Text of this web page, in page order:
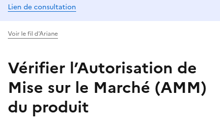
Lien de consultation
Voir le fil d'Ariane
Vérifier l’Autorisation de
Mise sur le Marché (AMM)
du produit